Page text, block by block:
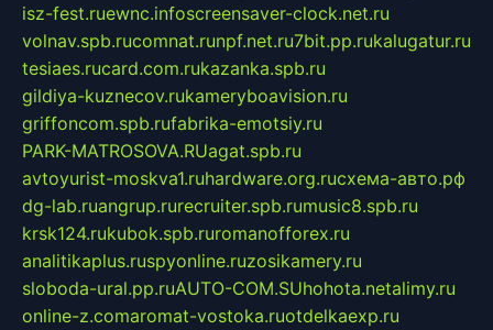
isz-fest.ruewnc.infoscreensaver-clock.net.ru
volnav.spb.rucomnat.runpf.net.ru7bit.pp.rukalugatur.ru
tesiaes.rucard.com.rukazanka.spb.ru
gildiya-kuznecov.rukameryboavision.ru
griffoncom.spb.rufabrika-emotsiy.ru
PARK-MATROSOVA.RUagat.spb.ru
avtoyurist-moskva1.ruhardware.org.ruсхема-авто.рф
dg-lab.ruangrup.rurecruiter.spb.rumusic8.spb.ru
krsk124.rukubok.spb.ruromanofforex.ru
analitikaplus.ruspyonline.ruzosikamery.ru
sloboda-ural.pp.ruAUTO-COM.SUhohota.netalimy.ru
online-z.comaromat-vostoka.ruotdelkaexp.ru